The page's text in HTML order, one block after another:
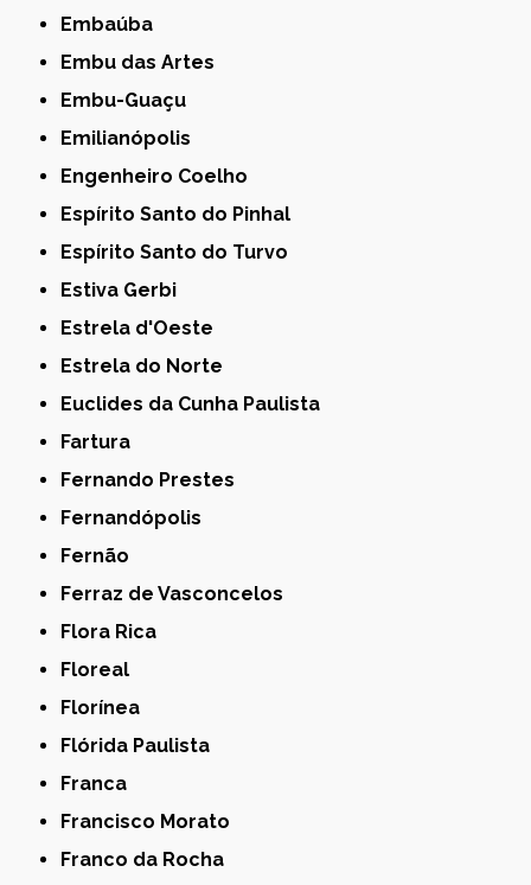
Embaúba
Embu das Artes
Embu-Guaçu
Emilianópolis
Engenheiro Coelho
Espírito Santo do Pinhal
Espírito Santo do Turvo
Estiva Gerbi
Estrela d'Oeste
Estrela do Norte
Euclides da Cunha Paulista
Fartura
Fernando Prestes
Fernandópolis
Fernão
Ferraz de Vasconcelos
Flora Rica
Floreal
Florínea
Flórida Paulista
Franca
Francisco Morato
Franco da Rocha